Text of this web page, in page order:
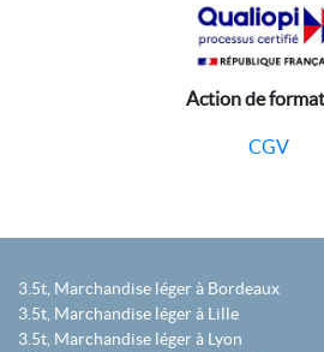
Action de
CGV
3.5t, Marchandise léger à Bordeaux
3.5t, Marchandise léger à Lille
3.5t, Marchandise léger à Lyon